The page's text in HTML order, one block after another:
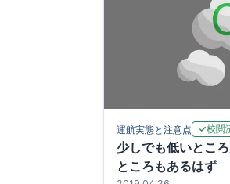
運航実態と注意点 校閲
少しでも低いとこ
ところもあるはず